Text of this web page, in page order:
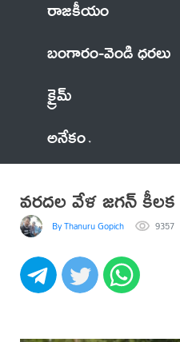
రాజకీయం
బంగారం-వెండి ధరలు
క్రైమ్
అనేకం
By Thanuru Gopichand 9357